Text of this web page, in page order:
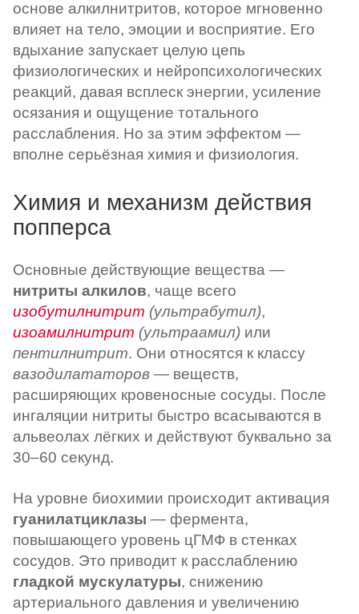
основе алкилнитритов, которое мгновенно
влияет на тело, эмоции и восприятие. Его
вдыхание запускает целую цепь
физиологических и нейропсихологических
реакций, давая всплеск энергии, усиление
осязания и ощущение тотального
расслабления. Но за этим эффектом —
вполне серьёзная химия и физиология.
Химия и механизм действия
попперса
Основные действующие вещества —
нитриты алкилов, чаще всего
изобутилнитрит (ультрабутил),
изоамилнитрит (ультраамил) или
пентилнитрит. Они относятся к классу
вазодилататоров — веществ,
расширяющих кровеносные сосуды. После
ингаляции нитриты быстро всасываются в
альвеолах лёгких и действуют буквально за
30–60 секунд.
На уровне биохимии происходит активация
гуанилатциклазы — фермента,
повышающего уровень цГМФ в стенках
сосудов. Это приводит к расслаблению
гладкой мускулатуры, снижению
артериального давления и увеличению